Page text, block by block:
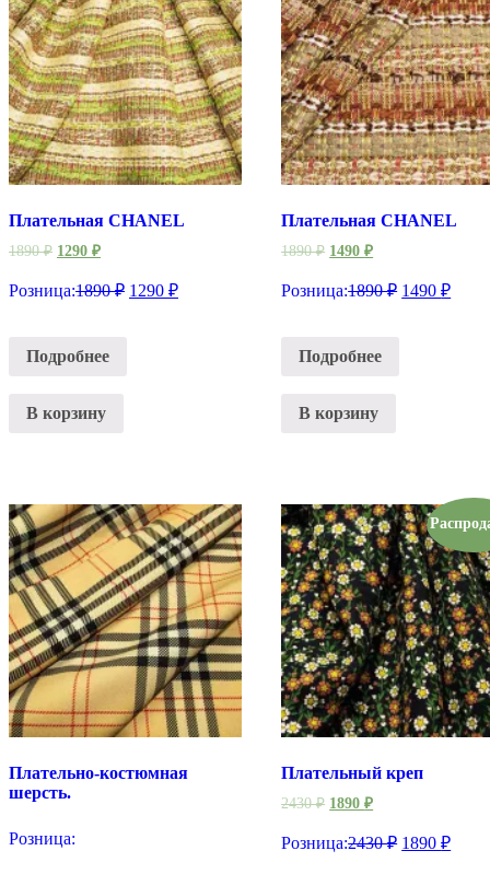
Плательная CHANEL
1890₽ 1290 ₽
Розница:1890₽ 1290 ₽
Подробнее
В корзину
Плательная CHANEL
1890₽ 1490₽
Розница:1890₽ 1490₽
Подробнее
В корзину
Плательно-костюмная
шерсть.
Розница:
Плательный креп
2430₽ 1890₽
Розница:2430₽ 1890₽